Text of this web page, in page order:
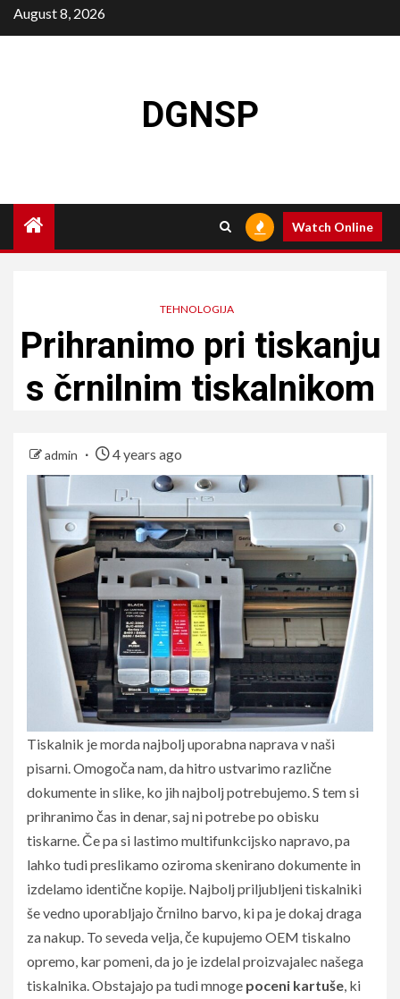
Skip
to
August 8, 2026
DGNSP
Watch Online
TEHNOLOGIJA
Prihranimo pri tiskanju
s črnilnim tiskalnikom
admin 4 years ago
Tiskalnik je morda najbolj uporabna naprava v naši
pisarni. Omogoča nam, da hitro ustvarimo različne
dokumente in slike, ko jih najbolj potrebujemo. S tem si
prihranimo čas in denar, saj ni potrebe po obisku
tiskarne. Če pa si lastimo multifunkcijsko napravo, pa
lahko tudi preslikamo oziroma skenirano dokumente in
izdelamo identične kopije. Najbolj priljubljeni tiskalniki
še vedno uporabljajo črnilno barvo, ki pa je dokaj draga
za nakup. To seveda velja, če kupujemo OEM tiskalno
opremo, kar pomeni, da jo je izdelal proizvajalec našega
tiskalnika. Obstajajo pa tudi mnoge poceni kartuše, ki